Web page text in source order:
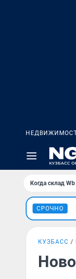
Когда склад
СРОЧНО
КУЗБАСС